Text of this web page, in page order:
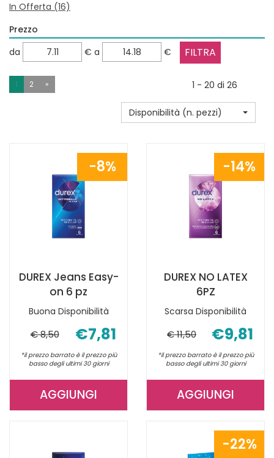
In Offerta (16)
Prezzo
filtra
da € filtra
a €
1 2 » 1 - 20 di 26
Disponibilità (n. pezzi)
DUREX Jeans Easy-
on 6 pz
Buona Disponibilità
8%
€ 8,50 €7,81
*il prezzo barrato è il prezzo più
basso degli ultimi 30 giorni
AGGIUNGIAGGIUNGI DUREX
ON
DUREX NO LATEX
6PZ
Scarsa Disponibilità
14%
€ 11,50 €9,81
*il prezzo barrato è il prezzo più
basso degli ultimi 30 giorni
AGGIUNGIAGGIUNGI
LATEX
6PZ AL22%